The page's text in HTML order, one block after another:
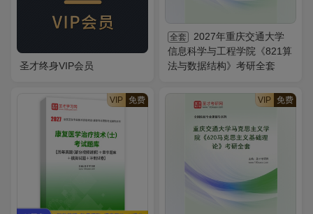
全套
2027年重庆交通大学
信息科学与工程学院《821算
法与数据结构》考研全套
圣才终身VIP会员
VIP 免费 VIP 免费